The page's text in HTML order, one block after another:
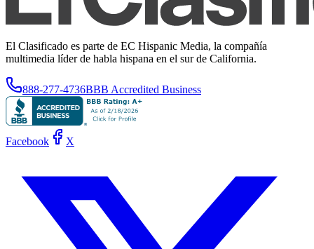
El Clasificado es parte de EC Hispanic Media, la compañía
multimedia líder de habla hispana en el sur de California.
888-277-4736BBB Accredited Business
Facebook X